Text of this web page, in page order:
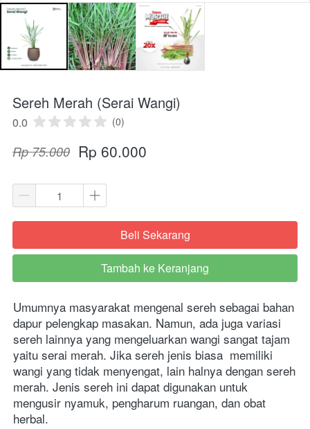
Sereh Merah (Serai Wangi)
0.0 (0)
Rp 75.000 Rp 60.000
`Beli Sekarang
`
Tambah ke Keranjang
Umumnya masyarakat mengenal sereh sebagai bahan
dapur pelengkap masakan. Namun, ada juga variasi
sereh lainnya yang mengeluarkan wangi sangat tajam
yaitu serai merah. Jika sereh jenis biasa  memiliki
wangi yang tidak menyengat, lain halnya dengan sereh
merah. Jenis sereh ini dapat digunakan untuk
mengusir nyamuk, pengharum ruangan, dan obat
herbal.